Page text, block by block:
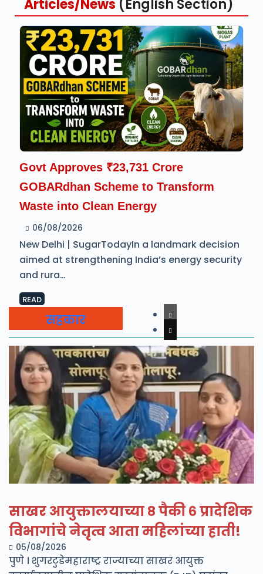
Articles/News (English Section)
Govt Approves ₹23,731 Crore
GOBARdhan Scheme to Transform
Waste into Clean Energy
06/08/2026
New Delhi | SugarTodayIn a landmark decision
aimed at strengthening India’s energy security
and rura…
READ
सहकार
साखर आयुक्तालयाच्या ८ पैकी ६ प्रादेशिक
विभागांचे नेतृत्व आता महिलांच्या हाती!
05/08/2026
पुणे । शुगरटुडेमहाराष्ट्र राज्याच्या साखर आयुक्त